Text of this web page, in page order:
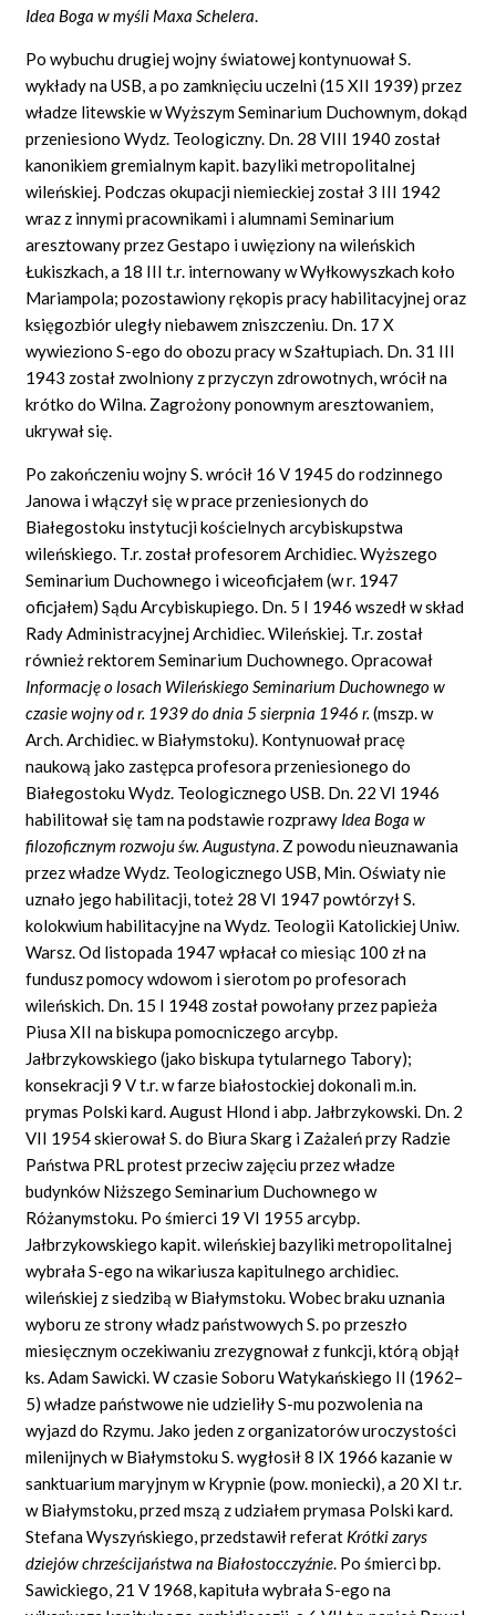
Idea Boga w myśli Maxa Schelera.
Po wybuchu drugiej wojny światowej kontynuował S.
wykłady na USB, a po zamknięciu uczelni (15 XII 1939) przez
władze litewskie w Wyższym Seminarium Duchownym, dokąd
przeniesiono Wydz. Teologiczny. Dn. 28 VIII 1940 został
kanonikiem gremialnym kapit. bazyliki metropolitalnej
wileńskiej. Podczas okupacji niemieckiej został 3 III 1942
wraz z innymi pracownikami i alumnami Seminarium
aresztowany przez Gestapo i uwięziony na wileńskich
Łukiszkach, a 18 III t.r. internowany w Wyłkowyszkach koło
Mariampola; pozostawiony rękopis pracy habilitacyjnej oraz
księgozbiór uległy niebawem zniszczeniu. Dn. 17 X
wywieziono S-ego do obozu pracy w Szałtupiach. Dn. 31 III
1943 został zwolniony z przyczyn zdrowotnych, wrócił na
krótko do Wilna. Zagrożony ponownym aresztowaniem,
ukrywał się.
Po zakończeniu wojny S. wrócił 16 V 1945 do rodzinnego
Janowa i włączył się w prace przeniesionych do
Białegostoku instytucji kościelnych arcybiskupstwa
wileńskiego. T.r. został profesorem Archidiec. Wyższego
Seminarium Duchownego i wiceoficjałem (w r. 1947
oficjałem) Sądu Arcybiskupiego. Dn. 5 I 1946 wszedł w skład
Rady Administracyjnej Archidiec. Wileńskiej. T.r. został
również rektorem Seminarium Duchownego. Opracował
Informację o losach Wileńskiego Seminarium Duchownego w
czasie wojny od r. 1939 do dnia 5 sierpnia 1946 r. (mszp. w
Arch. Archidiec. w Białymstoku). Kontynuował pracę
naukową jako zastępca profesora przeniesionego do
Białegostoku Wydz. Teologicznego USB. Dn. 22 VI 1946
habilitował się tam na podstawie rozprawy Idea Boga w
filozoficznym rozwoju św. Augustyna. Z powodu nieuznawania
przez władze Wydz. Teologicznego USB, Min. Oświaty nie
uznało jego habilitacji, toteż 28 VI 1947 powtórzył S.
kolokwium habilitacyjne na Wydz. Teologii Katolickiej Uniw.
Warsz. Od listopada 1947 wpłacał co miesiąc 100 zł na
fundusz pomocy wdowom i sierotom po profesorach
wileńskich. Dn. 15 I 1948 został powołany przez papieża
Piusa XII na biskupa pomocniczego arcybp.
Jałbrzykowskiego (jako biskupa tytularnego Tabory);
konsekracji 9 V t.r. w farze białostockiej dokonali m.in.
prymas Polski kard. August Hlond i abp. Jałbrzykowski. Dn. 2
VII 1954 skierował S. do Biura Skarg i Zażaleń przy Radzie
Państwa PRL protest przeciw zajęciu przez władze
budynków Niższego Seminarium Duchownego w
Różanymstoku. Po śmierci 19 VI 1955 arcybp.
Jałbrzykowskiego kapit. wileńskiej bazyliki metropolitalnej
wybrała S-ego na wikariusza kapitulnego archidiec.
wileńskiej z siedzibą w Białymstoku. Wobec braku uznania
wyboru ze strony władz państwowych S. po przeszło
miesięcznym oczekiwaniu zrezygnował z funkcji, którą objął
ks. Adam Sawicki. W czasie Soboru Watykańskiego II (1962–
5) władze państwowe nie udzieliły S-mu pozwolenia na
wyjazd do Rzymu. Jako jeden z organizatorów uroczystości
milenijnych w Białymstoku S. wygłosił 8 IX 1966 kazanie w
sanktuarium maryjnym w Krypnie (pow. moniecki), a 20 XI t.r.
w Białymstoku, przed mszą z udziałem prymasa Polski kard.
Stefana Wyszyńskiego, przedstawił referat Krótki zarys
dziejów chrześcijaństwa na Białostocczyźnie. Po śmierci bp.
Sawickiego, 21 V 1968, kapituła wybrała S-ego na